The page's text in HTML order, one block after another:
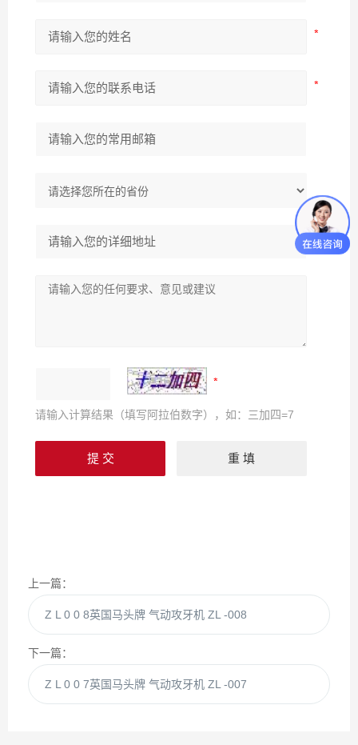
请输入计算结果（填写阿拉伯数字），如：三加四=7
上一篇：
Z L 0 0 8英国马头牌 气动攻牙机 ZL -008
下一篇：
Z L 0 0 7英国马头牌 气动攻牙机 ZL -007